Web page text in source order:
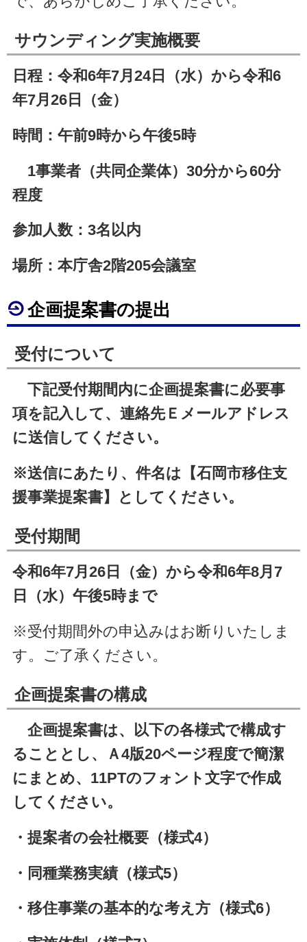
サウンディング実施概要
日程：令和6年7月24日（水）から令和6
年7月26日（金）
時間：午前9時から午後5時
1事業者（共同企業体）30分から60分
程度
参加人数：3名以内
場所：本庁舎2階205会議室
企画提案書の提出
受付について
下記受付期間内に企画提案書に必要事
項を記入して、連絡先Ｅメールアドレス
に送信してください。
※送信にあたり、件名は【石岡市移住支
援事業提案書】としてください。
受付期間
令和6年7月26日（金）から令和6年8月7
日（水）午後5時まで
※受付期間外の申込みはお断りいたしま
す。ご了承ください。
企画提案書の構成
企画提案書は、以下の各様式で構成す
ることとし、Ａ4版20ページ程度で簡潔
にまとめ、11PTのフォント文字で作成
してください。
・提案者の会社概要（様式4）
・同種業務実績（様式5）
・移住事業の基本的な考え方（様式6）